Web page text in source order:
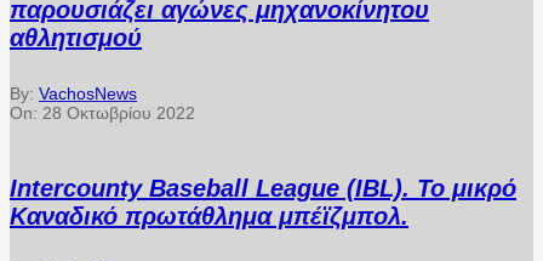
παρουσιάζει αγώνες μηχανοκίνητου
αθλητισμού
By: VachosNews
On: 28 Οκτωβρίου 2022
Intercounty Baseball League (IBL). Το μικρό
Καναδικό πρωτάθλημα μπέϊζμπολ.